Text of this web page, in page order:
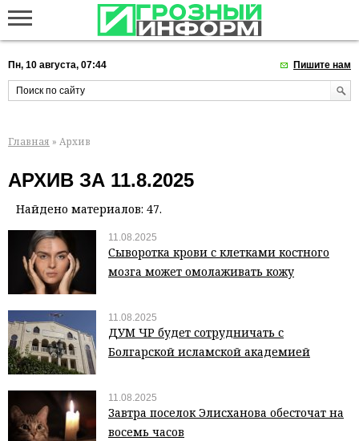
Пн, 10 августа, 07:44 Пишите нам
Главная » Архив
АРХИВ ЗА 11.8.2025
Найдено материалов: 47.
11.08.2025
Сыворотка крови с клетками костного
мозга может омолаживать кожу
11.08.2025
ДУМ ЧР будет сотрудничать с
Болгарской исламской академией
11.08.2025
Завтра поселок Элисханова обесточат на
восемь часов